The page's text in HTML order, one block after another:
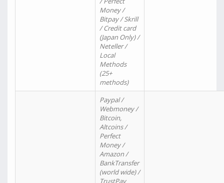
Money /
Bitpay / Skrill
/ Credit card
(Japan Only) /
Neteller /
Local
Methods
(25+
methods)
Paypal /
Webmoney /
Bitcoin,
Altcoins /
Perfect
Money /
Amazon /
BankTransfer
(world wide) /
TrustPay